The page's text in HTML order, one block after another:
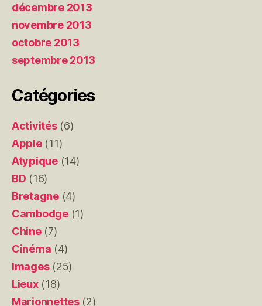
décembre 2013
novembre 2013
octobre 2013
septembre 2013
Catégories
Activités(6)
Apple(11)
Atypique(14)
BD (16)
Bretagne(4)
Cambodge(1)
Chine(7)
Cinéma (4)
Images(25)
Lieux(18)
Marionnettes(2)